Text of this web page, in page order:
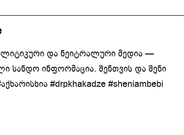
და ნეიტრალური მედია —
სანდო ინფორმაცია. შენთვის და შენი
#drpkhakadze #sheniambebi